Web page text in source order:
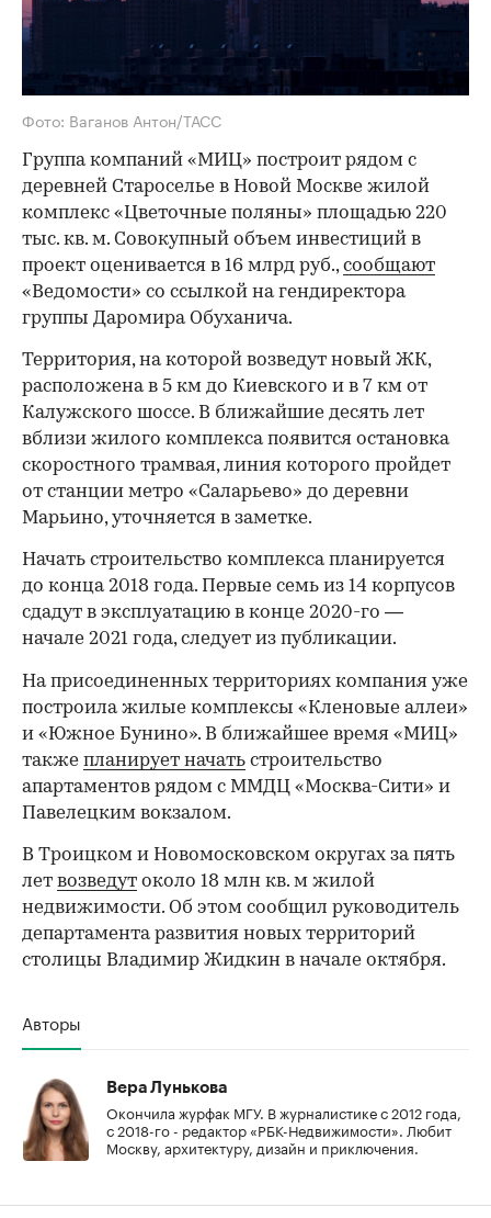
Фото: Ваганов Антон/ТАСС
Группа компаний «МИЦ» построит рядом с
деревней Староселье в Новой Москве жилой
комплекс «Цветочные поляны» площадью 220
тыс. кв. м. Совокупный объем инвестиций в
проект оценивается в 16 млрд руб.,сообщают
«Ведомости» со ссылкой на гендиректора
группы Даромира Обуханича.
Территория, на которой возведут новый ЖК,
расположена в 5 км до Киевского и в 7 км от
Калужского шоссе. В ближайшие десять лет
вблизи жилого комплекса появится остановка
скоростного трамвая, линия которого пройдет
от станции метро «Саларьево» до деревни
Марьино, уточняется в заметке.
Начать строительство комплекса планируется
до конца 2018 года. Первые семь из 14 корпусов
сдадут в эксплуатацию в конце 2020-го —
начале 2021 года, следует из публикации.
На присоединенных территориях компания уже
построила жилые комплексы «Кленовые аллеи»
и «Южное Бунино». В ближайшее время «МИЦ»
также планирует начать строительство
апартаментов рядом с ММДЦ «Москва-Сити» и
Павелецким вокзалом.
В Троицком и Новомосковском округах за пять
лет возведут около 18 млн кв. м жилой
недвижимости. Об этом сообщил руководитель
департамента развития новых территорий
столицы Владимир Жидкин в начале октября.
Авторы
Вера Лунькова
Окончила журфак МГУ. В журналистике с 2012 года,
с 2018-го - редактор «РБК-Недвижимости». Любит
Москву, архитектуру, дизайн и приключения.